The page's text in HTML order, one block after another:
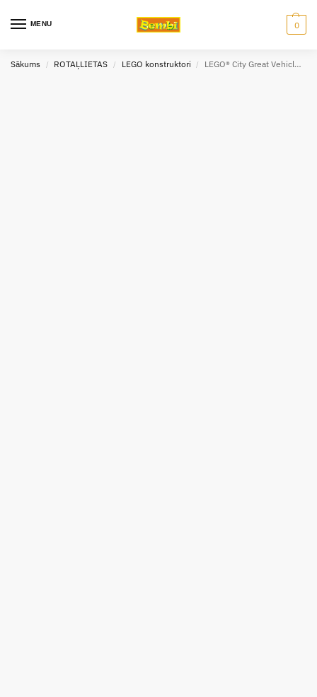
MENU 0
Sākums / ROTAĻLIETAS / LEGO konstruktori / LEGO® City Great Vehicles Būvlaukuma iekrāvējs 60219